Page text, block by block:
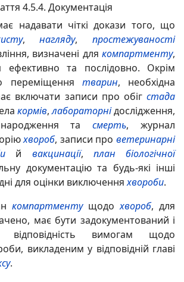
4.5.4. Документація
надавати чіткі докази того, що
,нагляду,простежуваності
визначені для компартменту,
ефективно та послідовно. Окрім
переміщення тварин, необхідна
включати записи про обіг стада
кормів,лабораторнідослідження,
тасмерть, журнал
хвороб, записи проветеринарні
й вакцинації, план біологічної
документацію та будь-які інші
для оцінки виключення хвороби.
компартментущодо хвороб, для
має бути задокументований і
відповідність вимогам щодо
викладеним у відповідній главі
.